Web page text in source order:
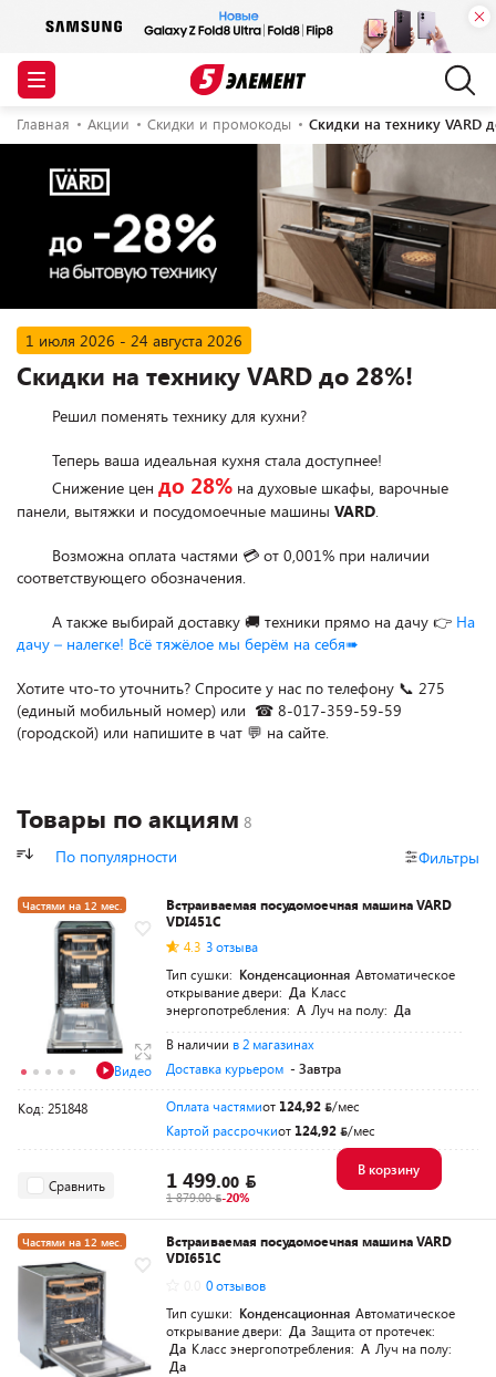
Главная Акции Скидки и промокоды Скидки на технику VARD
1 июля 2026 - 24 августа 2026
Скидки на технику VARD до 28%!
        Снижение цен
до 28% на духовые шкафы, варочные
панели, вытяжки и посудомоечные машины VARD.
соответствующего обозначения.
        А также выбирай доставку 🚚 техники прямо на дачу 👉
На
дачу – налегке! Всё тяжёлое мы берём на себя➠
Хотите что-то уточнить? Спросите у нас по телефону 📞 275
(единый мобильный номер) или  ☎ 8-017-359-59-59
(городской) или напишите в чат 💬 на сайте.
Товары по акциям
По популярности Фильтры
Частями на 12 мес.
Видео
Встраиваемая посудомоечная машина VARD
VDI451C
4.3 3 отзыва
Тип сушки: Конденсационная Автоматическое
открывание двери: Да Класс
энергопотребления: A Луч на полу: Да
В наличии в 2 магазинах
Доставка курьером - Завтра
Код: 251848 Оплата частямиот 124,92
/мес
Картой рассрочкиот 124,92 /мес
Сравнить 1 499.00
1 879.00 -20%
В корзину
Частями на 12 мес.
Встраиваемая посудомоечная машина VARD
VDI651C
0 отзывов
Тип сушки: Конденсационная Автоматическое
открывание двери: Да Защита от протечек:
Да Класс энергопотребления: A Луч на полу:
Да